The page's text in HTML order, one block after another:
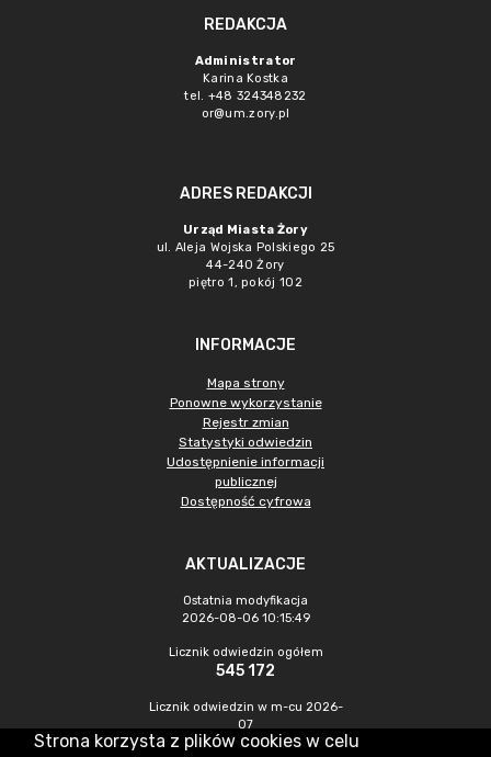
REDAKCJA
Administrator
Karina Kostka
tel. +48 324348232
or@um.zory.pl
ADRES REDAKCJI
Urząd Miasta Żory
ul. Aleja Wojska Polskiego 25
44-240 Żory
piętro 1, pokój 102
INFORMACJE
Mapa strony
Ponowne wykorzystanie
Rejestr zmian
Statystyki odwiedzin
Udostępnienie informacji
publicznej
Dostępność cyfrowa
AKTUALIZACJE
Ostatnia modyfikacja
2026-08-06 10:15:49
Licznik odwiedzin ogółem
545 172
Licznik odwiedzin w m-cu 2026-
07
1 188
Strona korzysta z plików cookies w celu